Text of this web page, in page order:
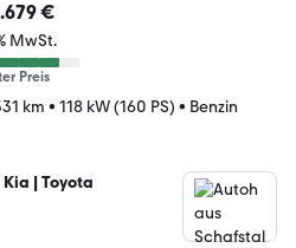
€
MwSt.
Preis
km • 118 kW (160 PS) • Benzin
| Toyota